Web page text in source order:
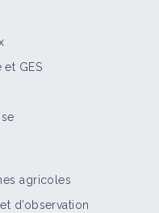
GES
agricoles
d’observation